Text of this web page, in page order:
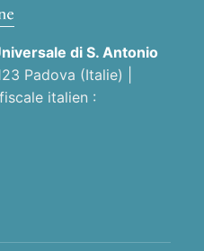
di S. Antonio
Padova (Italie) |
italien :